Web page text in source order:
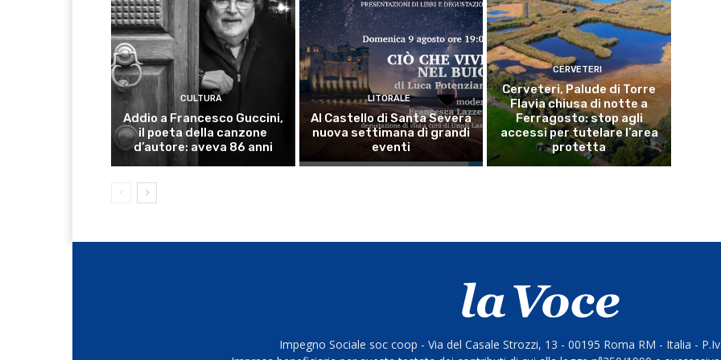
CULTURA
Addio a Francesco Guccini,
il poeta della canzone
d’autore: aveva 86 anni
LITORALE
Al Castello di Santa Severa
nuova settimana di grandi
eventi
CERVETERI
Cerveteri, Palude di Torre
Flavia chiusa di notte a
Ferragosto: stop agli
accessi per tutelare l’area
protetta
Impegno Sociale soc coop - Via del Casale Strozzi, 13 - 00195 Roma RM - Italia -